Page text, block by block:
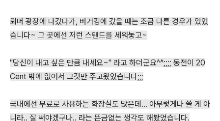
뢰머 광장에 나갔다가, 버거킹에 갔을 때는 조금 다른 경우가 있었
습니다~ 그 곳에선 저런 스탠드를 세워놓고~
"당신이 내고 싶은 만큼 내세요~" 라고 하더군요^^;;;; 동전이 20
Cent 밖에 없어서 그것만 주고왔었습니다;;;
국내에선 무료로 사용하는 화장실도 많은데... 아무렇게나 쓸 게 아
니라.. 잘 써야겠구나.. 라는 뜬금없는 생각도 해봤었습니다.